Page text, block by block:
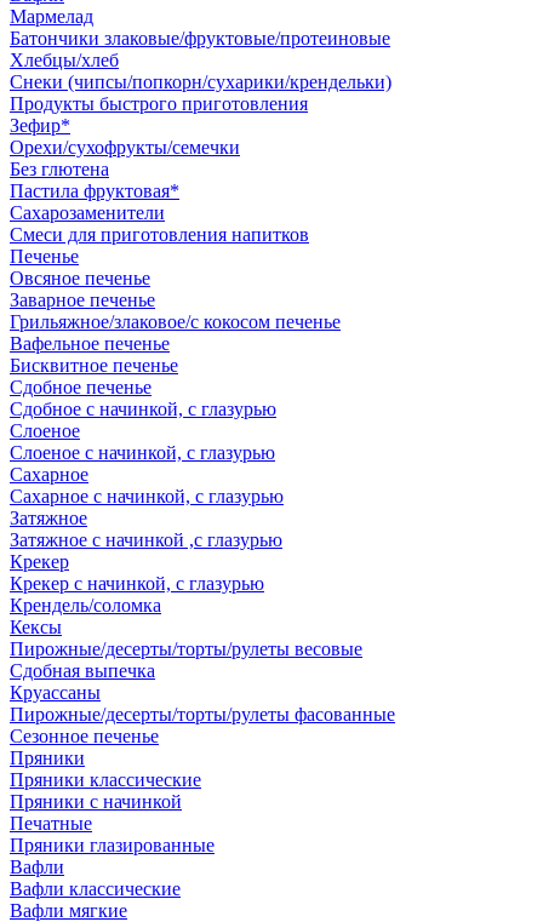
Мармелад
Батончики злаковые/фруктовые/протеиновые
Хлебцы/хлеб
Снеки (чипсы/попкорн/сухарики/крендельки)
Продукты быстрого приготовления
Зефир*
Орехи/сухофрукты/семечки
Без глютена
Пастила фруктовая*
Сахарозаменители
Смеси для приготовления напитков
Печенье
Овсяное печенье
Заварное печенье
Грильяжное/злаковое/с кокосом печенье
Вафельное печенье
Бисквитное печенье
Сдобное печенье
Сдобное с начинкой, с глазурью
Слоеное
Слоеное с начинкой, с глазурью
Сахарное
Сахарное с начинкой, с глазурью
Затяжное
Затяжное с начинкой ,с глазурью
Крекер
Крекер с начинкой, с глазурью
Крендель/соломка
Кексы
Пирожные/десерты/торты/рулеты весовые
Сдобная выпечка
Круассаны
Пирожные/десерты/торты/рулеты фасованные
Сезонное печенье
Пряники
Пряники классические
Пряники с начинкой
Печатные
Пряники глазированные
Вафли
Вафли классические
Вафли мягкие